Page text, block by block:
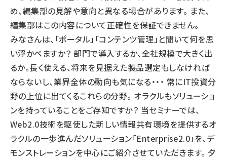
め、編集部の見解や意向と異なる場合があります。 また、
編集部はこの内容について正確性を保証できません。
みなさんは、「ポータル」「コンテンツ管理」と聞いて何を思
い浮かべますか？ 部門で導入するか、全社規模で大きく出
るか。長く使える、将来を見据えた製品選定もしなければ
ならないし、業界全体の動向も気になる・・・ 常にIT投資分
野の上位に出てくるこれらの分野。 オラクルもソリューショ
ンを持っていることをご存知ですか？ 当セミナーでは、
Web2.0技術を駆使した新しい情報共有環境を提供するオ
ラクルの一歩進んだソリューション「Enterprise2.0」を、デ
モンストレーションを中心にご紹介させていただきます。 夕